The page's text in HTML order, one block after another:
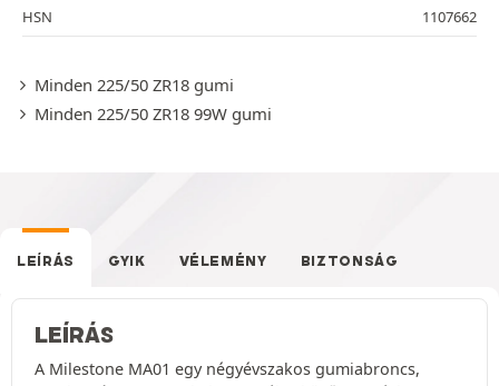
HSN
1107662
Minden 225/50 ZR18 gumi
Minden 225/50 ZR18 99W gumi
LEÍRÁS GYIK VÉLEMÉNY BIZTONSÁG
LEÍRÁS
A Milestone MA01 egy négyévszakos gumiabroncs,